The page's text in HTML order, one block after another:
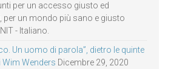
per un accesso giusto ed
per un mondo più sano e giusto
- Italiano.
Un uomo di parola”, dietro le quinte
Wim Wenders Dicembre 29, 2020